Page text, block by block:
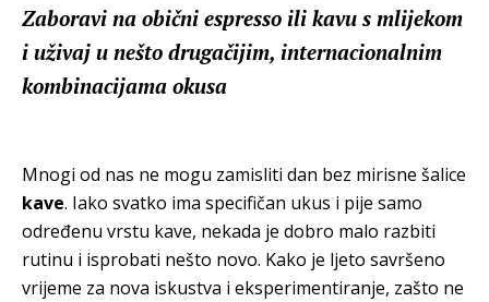
Zaboravi na obični espresso ili kavu s mlijekom
i uživaj u nešto drugačijim, internacionalnim
kombinacijama okusa
Mnogi od nas ne mogu zamisliti dan bez mirisne šalice
kave. Iako svatko ima specifičan ukus i pije samo
određenu vrstu kave, nekada je dobro malo razbiti
rutinu i isprobati nešto novo. Kako je ljeto savršeno
vrijeme za nova iskustva i eksperimentiranje, zašto ne